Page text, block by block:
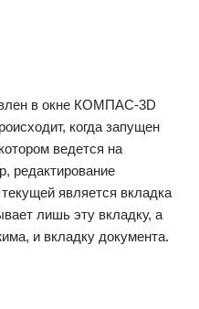
в окне КОМПАС-3D
когда запущен
ведется на
редактирование
является вкладка
лишь эту вкладку, а
и вкладку документа.